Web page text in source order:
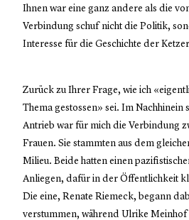
Ihnen war eine ganz andere als die
Verbindung schuf nicht die Politik,
Interesse für die Geschichte der
Zurück zu Ihrer Frage, wie ich
Thema gestossen» sei. Im Nachhinein
Antrieb war für mich die Verbindung
Frauen. Sie stammten aus dem
Milieu. Beide hatten einen
Anliegen, dafür in der Öffentlichkeit
Die eine, Renate Riemeck, begann
verstummen, während Ulrike